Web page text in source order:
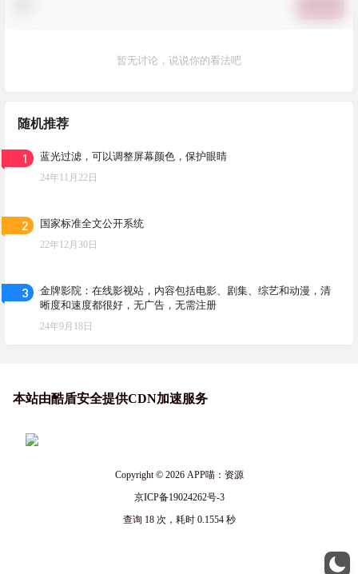
暂无讨论，说说你的看法吧
随机推荐
1 蓝光过滤，可以调整屏幕颜色，保护眼睛
24年11月22日
2 国家标准全文公开系统
22年12月30日
3
金牌影院：在线影视站，内容包括电影、剧集、综艺和动漫，清
晰度和速度都很好，无广告，无需注册
24年9月18日
本站由酷盾安全提供CDN加速服务
Copyright © 2026APP喵：资源
京ICP备19024262号-3
查询 18 次，耗时 0.1554 秒